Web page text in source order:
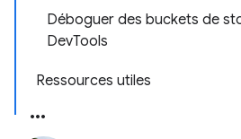
Déboguer des buckets de
DevTools
Ressources utiles